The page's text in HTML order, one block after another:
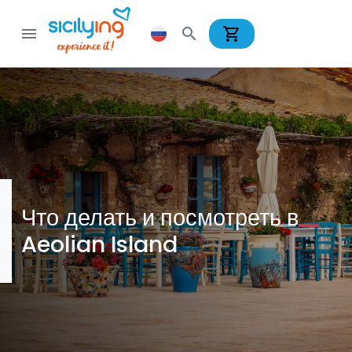
menu search shopping_cart
Что делать и посмотреть в
Aeolian Island